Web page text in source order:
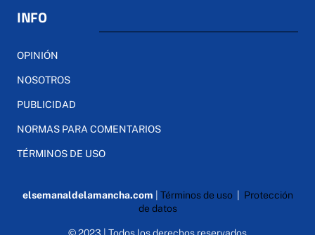
INFO
OPINIÓN
NOSOTROS
PUBLICIDAD
NORMAS PARA COMENTARIOS
TÉRMINOS DE USO
elsemanaldelamancha.com | Términos de uso| Protección
de datos
© 2023 | Todos los derechos reservados